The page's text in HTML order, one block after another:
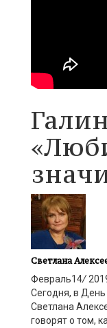
Светлана
Февраль14/
Сегодня, в
Светлана
говорят о том,